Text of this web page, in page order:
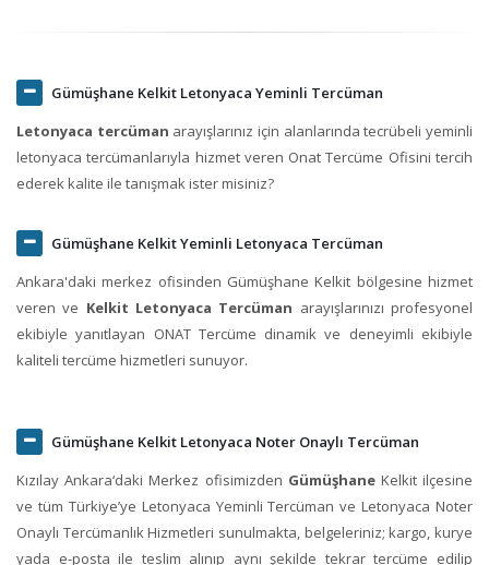
Gümüşhane Kelkit Letonyaca Yeminli Tercüman
Letonyaca tercüman arayışlarınız için alanlarında tecrübeli yeminli
letonyaca tercümanlarıyla hizmet veren Onat Tercüme Ofisini tercih
ederek kalite ile tanışmak ister misiniz?
Gümüşhane Kelkit Yeminli Letonyaca Tercüman
Ankara'daki merkez ofisinden Gümüşhane Kelkit bölgesine hizmet
veren ve Kelkit Letonyaca Tercüman arayışlarınızı profesyonel
ekibiyle yanıtlayan ONAT Tercüme dinamik ve deneyimli ekibiyle
kaliteli tercüme hizmetleri sunuyor.
Gümüşhane Kelkit Letonyaca Noter Onaylı Tercüman
Kızılay Ankara‘daki Merkez ofisimizden GümüşhaneKelkit ilçesine
ve tüm Türkiye’ye Letonyaca Yeminli Tercüman ve Letonyaca Noter
Onaylı Tercümanlık Hizmetleri sunulmakta, belgeleriniz; kargo, kurye
yada e-posta ile teslim alınıp aynı şekilde tekrar tercüme edilip